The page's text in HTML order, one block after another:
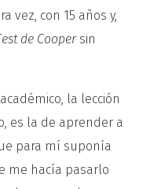
vez, con 15 años y,
est de Coopersin
la lección
es la de aprender a
para mí suponía
me hacía pasarlo